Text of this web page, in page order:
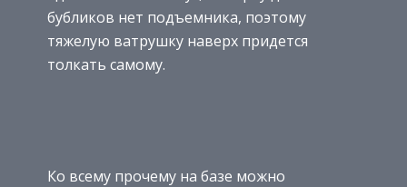
бубликов нет подъемника, поэтому
тяжелую ватрушку наверх придется
толкать самому.
Ко всему прочему на базе можно